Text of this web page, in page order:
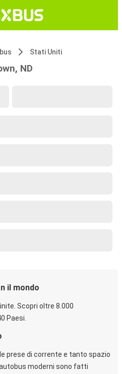
Stati Uniti
ND
il mondo
Scopri oltre 8.000
Paesi.
prese di corrente e tanto spazio
moderni sono fatti